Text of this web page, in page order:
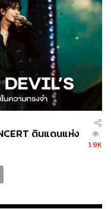
ดินแดนแห่ง
1.9K